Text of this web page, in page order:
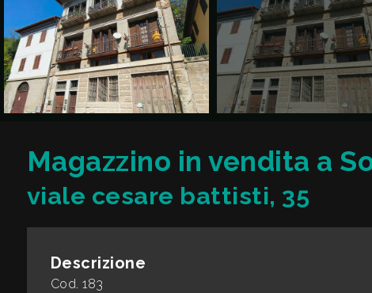
Magazzino in vendita a
viale cesare battisti, 35
Descrizione
Cod. 183
LAVORA
CON
NOI
multiscelta
Qualsiasi
Residenziali
Industriali